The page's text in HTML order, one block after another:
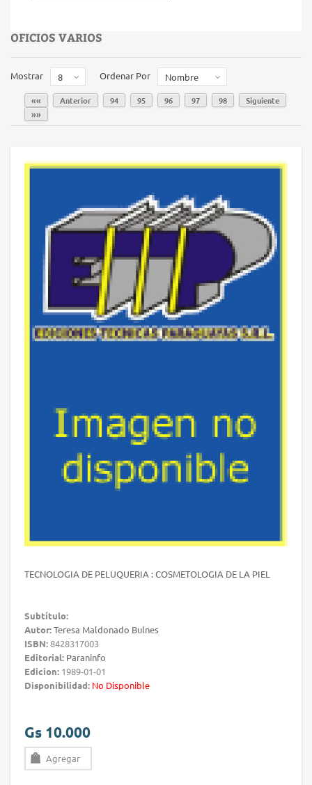
OFICIOS VARIOS
Mostrar 8 Ordenar Por Nombre
«« Anterior 94 95 96 97 98
Siguiente
»»
TECNOLOGIA DE PELUQUERIA : COSMETOLOGIA DE LA PIEL
Subtítulo:
Autor:Teresa Maldonado Bulnes
ISBN:8428317003
Editorial: Paraninfo
Edicion: 1989-01-01
Disponibilidad: No Disponible
Gs 10.000
Agregar